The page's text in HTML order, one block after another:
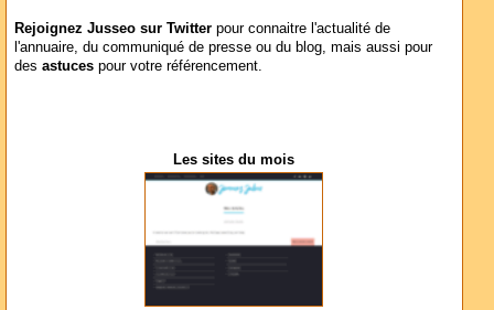
Rejoignez Jusseo sur Twitter pour connaitre l'actualité de
l'annuaire, du communiqué de presse ou du blog, mais aussi pour
des astuces pour votre référencement.
Les sites du mois